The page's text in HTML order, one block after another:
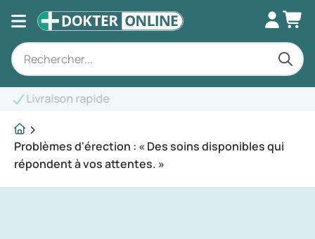
Problèmes d'érection : « Des soins disponibles qui
répondent à vos attentes. »